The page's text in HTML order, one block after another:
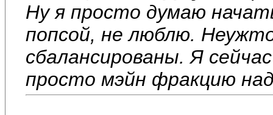
Ну я просто думаю
попсой, не люблю.
сбалансированы. Я
просто мэйн фракцию